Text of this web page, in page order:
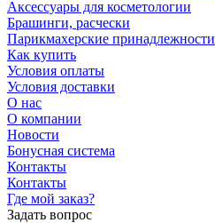
Аксессуары для косметологии
Брашинги, расчески
Парикмахерские принадлежности
Как купить
Условия оплаты
Условия доставки
О нас
О компании
Новости
Бонусная система
Контакты
Контакты
Где мой заказ?
Задать вопрос